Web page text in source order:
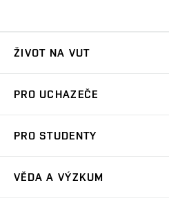
ŽIVOT NA VUT
Koleje
Sport na VUT
PRO UCHAZEČE
Dny otevřených dveří
PRO STUDENTY
VĚDA A VÝZKUM